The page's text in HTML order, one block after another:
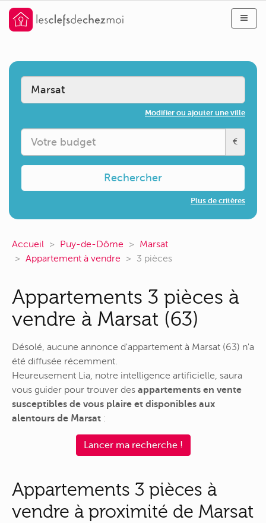
Modifier ou ajouter une ville
€
Rechercher
Plus de critères
Accueil Puy-de-Dôme
Marsat
Appartement à vendre
3 pièces
Appartements 3 pièces à
vendre à Marsat (63)
Désolé, aucune annonce d'appartement à Marsat (63) n'a
été diffusée récemment.
Heureusement Lia, notre intelligence artificielle, saura
vous guider pour trouver des appartements en vente
susceptibles de vous plaire et disponibles aux
alentours de Marsat :
Lancer ma recherche !
Appartements 3 pièces à
vendre à proximité de Marsat